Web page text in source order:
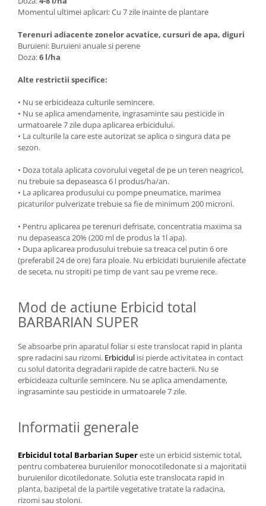
Momentul ultimei aplicari: Cu 7 zile inainte de plantare
Terenuri adiacente zonelor acvatice, cursuri de apa, diguri
Buruieni: Buruieni anuale si perene
Doza:6 l/ha
Alte restrictii specifice:
• Nu se erbicideaza culturile semincere.
• Nu se aplica amendamente, ingrasaminte sau pesticide in
urmatoarele 7 zile dupa aplicarea erbicidului.
• La culturile la care este autorizat se aplica o singura data pe
sezon.
• Doza totala aplicata covorului vegetal de pe un teren neagricol,
nu trebuie sa depaseasca 6 l produs/ha/an.
• La aplicarea produsului cu pompe pneumatice, marimea
picaturilor pulverizate trebuie sa fie de minimum 200 microni.
• Pentru aplicarea pe terenuri defrisate, concentratia maxima sa
nu depaseasca 20% (200 ml de produs la 1l apa).
• Dupa aplicarea produsului trebuie sa treaca cel putin 6 ore
(preferabil 24 de ore) fara ploaie. Nu erbicidati buruienile afectate
de seceta, nu stropiti pe timp de vant sau pe vreme rece.
Mod de actiune Erbicid total
BARBARIAN SUPER
Se absoarbe prin aparatul foliar si este translocat rapid in planta
spre radacini sau rizomi. Erbicidul isi pierde activitatea in contact
cu solul datorita degradarii rapide de catre bacterii. Nu se
erbicideaza culturile semincere. Nu se aplica amendamente,
ingrasaminte sau pesticide in urmatoarele 7 zile.
Informatii generale
Erbicidul total Barbarian Supereste un erbicid sistemic total,
pentru combaterea buruienilor monocotiledonate si a majoritatii
buruienilor dicotiledonate. Solutia este translocata rapid in
planta, bazipetal de la partile vegetative tratate la radacina,
rizomi sau stoloni.